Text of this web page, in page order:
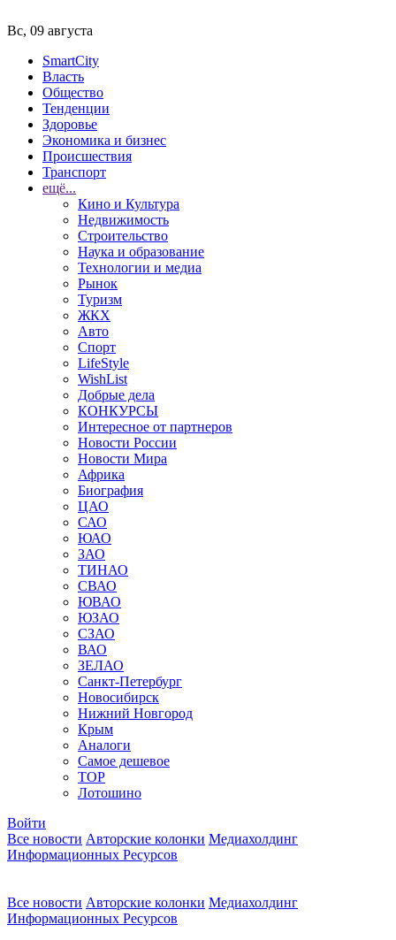
Вс, 09 августа
SmartCity
Власть
Общество
Тенденции
Здоровье
Экономика и бизнес
Происшествия
Транспорт
ещё...
Кино и Культура
Недвижимость
Строительство
Наука и образование
Технологии и медиа
Рынок
Туризм
ЖКХ
Авто
Спорт
LifeStyle
WishList
Добрые дела
КОНКУРСЫ
Интересное от партнеров
Новости России
Новости Мира
Африка
Биография
ЦАО
САО
ЮАО
ЗАО
ТИНАО
СВАО
ЮВАО
ЮЗАО
СЗАО
ВАО
ЗЕЛАО
Санкт-Петербург
Новосибирск
Нижний Новгород
Крым
Аналоги
Самое дешевое
TOP
Лотошино
Войти
Все новости Авторские колонки Медиахолдинг
Информационных Ресурсов
Все новости Авторские колонки Медиахолдинг
Информационных Ресурсов